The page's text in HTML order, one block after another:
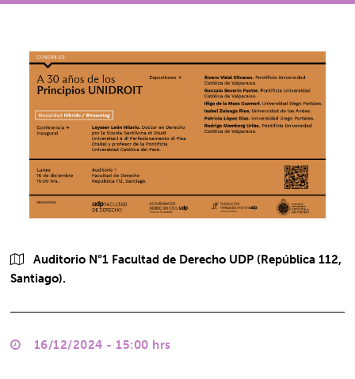
Auditorio N°1 Facultad de Derecho UDP (República 112,
Santiago).
16/12/2024 - 15:00 hrs